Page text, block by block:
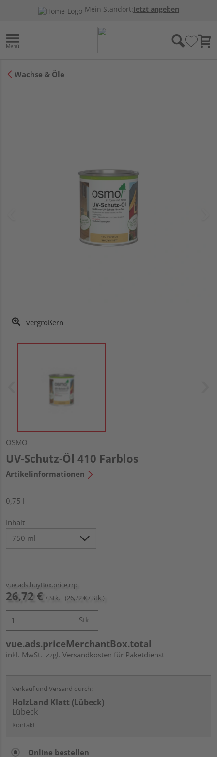
Mein Standort:Jetzt angeben
Wachse & Öle
vergrößern
OSMO
UV-Schutz-Öl 410 Farblos
Artikelinformationen
0,75 l
Inhalt
vue.ads.buyBox.price.rrp
26,72 € / Stk. (26,72 € / Stk.)
Stk.
vue.ads.priceMerchantBox.total
inkl. MwSt. zzgl. Versandkosten für Paketdienst
Verkauf und Versand durch:
HolzLand Klatt (Lübeck)
Lübeck
Kontakt
Online bestellen